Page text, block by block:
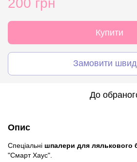
Купити
Замовити
До
Опис
Спеціальні шпалери для лялькового
"Смарт Хаус".